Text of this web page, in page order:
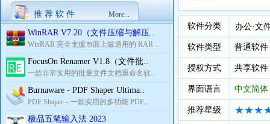
推 荐 软 件 More...
WinRAR V7.20（文件压缩与解压..
WinRAR 完全支援市面上最通用的 RAR ..
FocusOn Renamer V1.8（文件批..
一款非常实用的批量文件文档重命名软..
Burnaware - PDF Shaper Ultima..
PDF Shaper – 一款实用的多功能 PDF..
极品五笔输入法 2023
软件分类 办公·文
软件类型 普通软件
授权方式 共享软件
界面语言 中文简体
推荐星级